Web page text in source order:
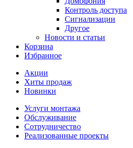
Контроль доступа
Сигнализации
Другое
Новости и статьи
Корзина
Избранное
Акции
Хиты продаж
Новинки
Услуги монтажа
Обслуживание
Сотрудничество
Реализованные проекты